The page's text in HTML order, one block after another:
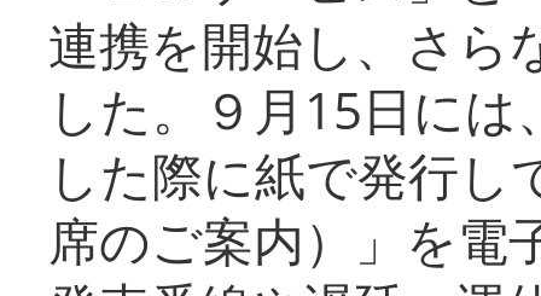
連携を開始し、さら
した。９月15日に
した際に紙で発行し
席のご案内）」を電